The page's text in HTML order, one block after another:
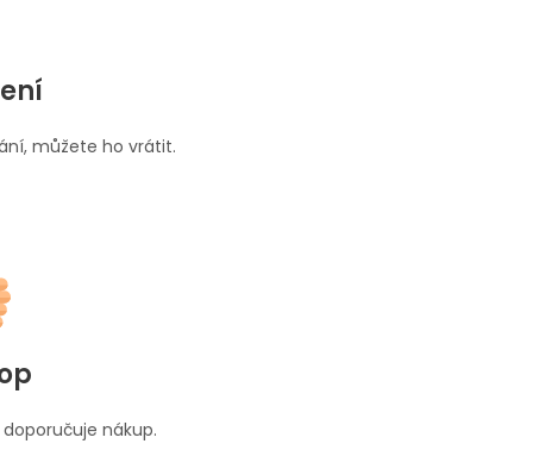
můžete ho vrátit.
nákup.